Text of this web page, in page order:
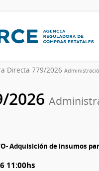
Directa 779/2026
2026
Adquisición de insumos
11:00hs